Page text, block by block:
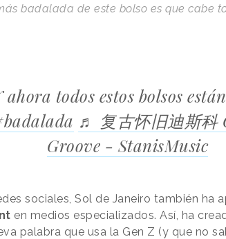
badalada de este bolso es que cabe
ahora todos estos bolsos
♬ 复古怀旧迪斯科
Groove - StanisMusic
sociales, Sol de Janeiro también ha
en medios especializados. Así, ha
palabra que usa la Gen Z (y que no